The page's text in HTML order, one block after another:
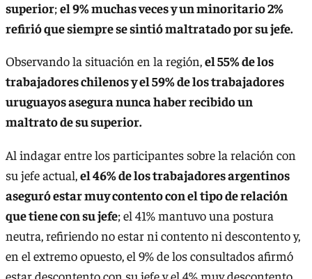
superior;el 9% muchas veces y un minoritario 2%
refirió que siempre se sintió maltratado por su jefe.
Observando la situación en la región,el 55% de los
trabajadores chilenos y el 59% de los trabajadores
uruguayos asegura nunca haber recibido un
maltrato de su superior.
Al indagar entre los participantes sobre la relación con
su jefe actual, el 46% de los trabajadores argentinos
aseguró estar muy contento con el tipo de relación
que tiene con su jefe; el 41% mantuvo una postura
neutra, refiriendo no estar ni contento ni descontento y,
en el extremo opuesto, el 9% de los consultados afirmó
estar descontento con su jefe y el 4% muy descontento.